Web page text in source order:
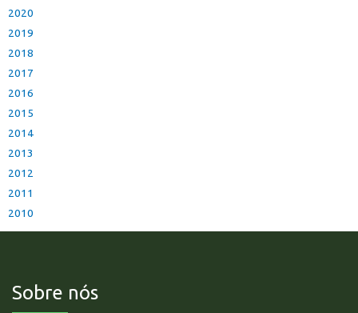
2020
2019
2018
2017
2016
2015
2014
2013
2012
2011
2010
Sobre nós